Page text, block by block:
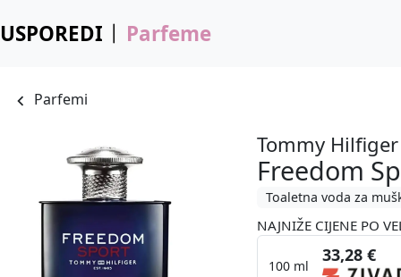
USPOREDI Parfeme
Parfemi
Tommy Hilfiger
Freedom
Toaletna voda za
NAJNIŽE CIJENE PO
100 ml
33,28 €